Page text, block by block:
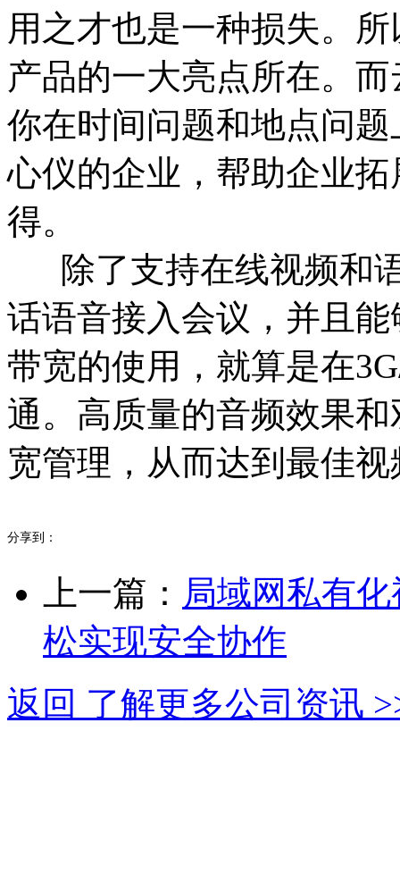
用之才也是一种损失。
产品的一大亮点所在。
你在时间问题和地点问
心仪的企业，帮助企业
得。
除了支持在线视频和
话语音接入会议，并且
带宽的使用，就算是在
通。高质量的音频效果
宽管理，从而达到最佳
分享到：
上一篇： 局域网私有
松实现安全协作
返回 了解更多公司资讯